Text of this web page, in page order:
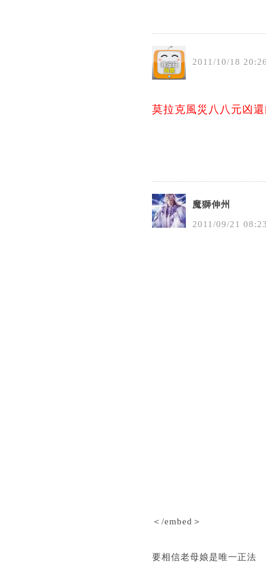
2011 /10/18 20:
莫拉克風災八八元凶
魔獅伸州
2011 /09/21 08:
＜/embed＞
要相信老母娘是唯一正法